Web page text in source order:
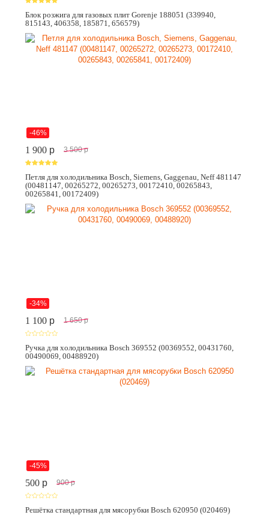
Блок розжига для газовых плит Gorenje 188051 (339940,
815143, 406358, 185871, 656579)
-46%
1 900 p 3 500 p
Петля для холодильника Bosch, Siemens, Gaggenau, Neff 481147
(00481147, 00265272, 00265273, 00172410, 00265843,
00265841, 00172409)
-34%
1 100 p 1 650 p
Ручка для холодильника Bosch 369552 (00369552, 00431760,
00490069, 00488920)
-45%
500 p 900 p
Решётка стандартная для мясорубки Bosch 620950 (020469)